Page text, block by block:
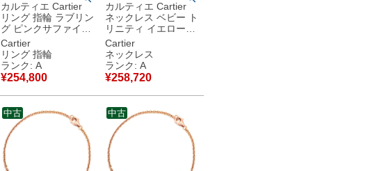
カルティエ Cartier
リング 指輪 ラブリン
グ ピンクサファイア
ピンクゴールド
#47(JP7) LOVE Ring
K18PG Au750 18K
1P 1石 1粒 7号 【中
古】中古美品
Cartier
リング 指輪
ランク: A
¥254,800
カルティエ Cartier
ネックレス ベビー ト
リニティ イエローゴ
ールド×ホワイトゴー
ルド×ピンクゴールド
3カラー 3ゴールド
Au750 18K 18金
B7006600 【中古】
中古美品
Cartier
ネックレス
ランク: A
¥258,720
中古 中古